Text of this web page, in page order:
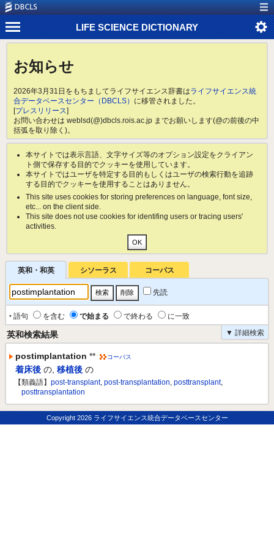
LIFE SCIENCE DICTIONARY
お知らせ
2026年3月31日をもちましてライフサイエンス辞書はライフサイエンス統
合データベースセンター（DBCLS） に移管されました。
[プレスリリース]
お問い合わせは weblsd(@)dbcls.rois.ac.jp までお願いします(@の前後の中
括弧を取り除く)。
本サイトでは表示言語、文字サイズ等のオプション設定をクライアン
ト側で保存する目的でクッキーを使用しています。
本サイトではユーザを特定する目的もしくはユーザの検索行動を追跡
する目的でクッキーを使用することはありません。
This site uses cookies for storing preferences on language, font size,
etc... on the client side.
This site does not use cookies for identifing users or tracing users'
activities.
英和・和英 シソーラス コーパス
先読
‣ 語句 を含む で始まる で終わる
に一致
▼ 詳細検索
英和検索結果
postimplantation ** コーパス
着床後 の 移植後 の
【類義語】 post-transplant, post-transplantation, posttransplant,
posttransplantation
Copyright2026 ライフサイエンス統合データベースセンター